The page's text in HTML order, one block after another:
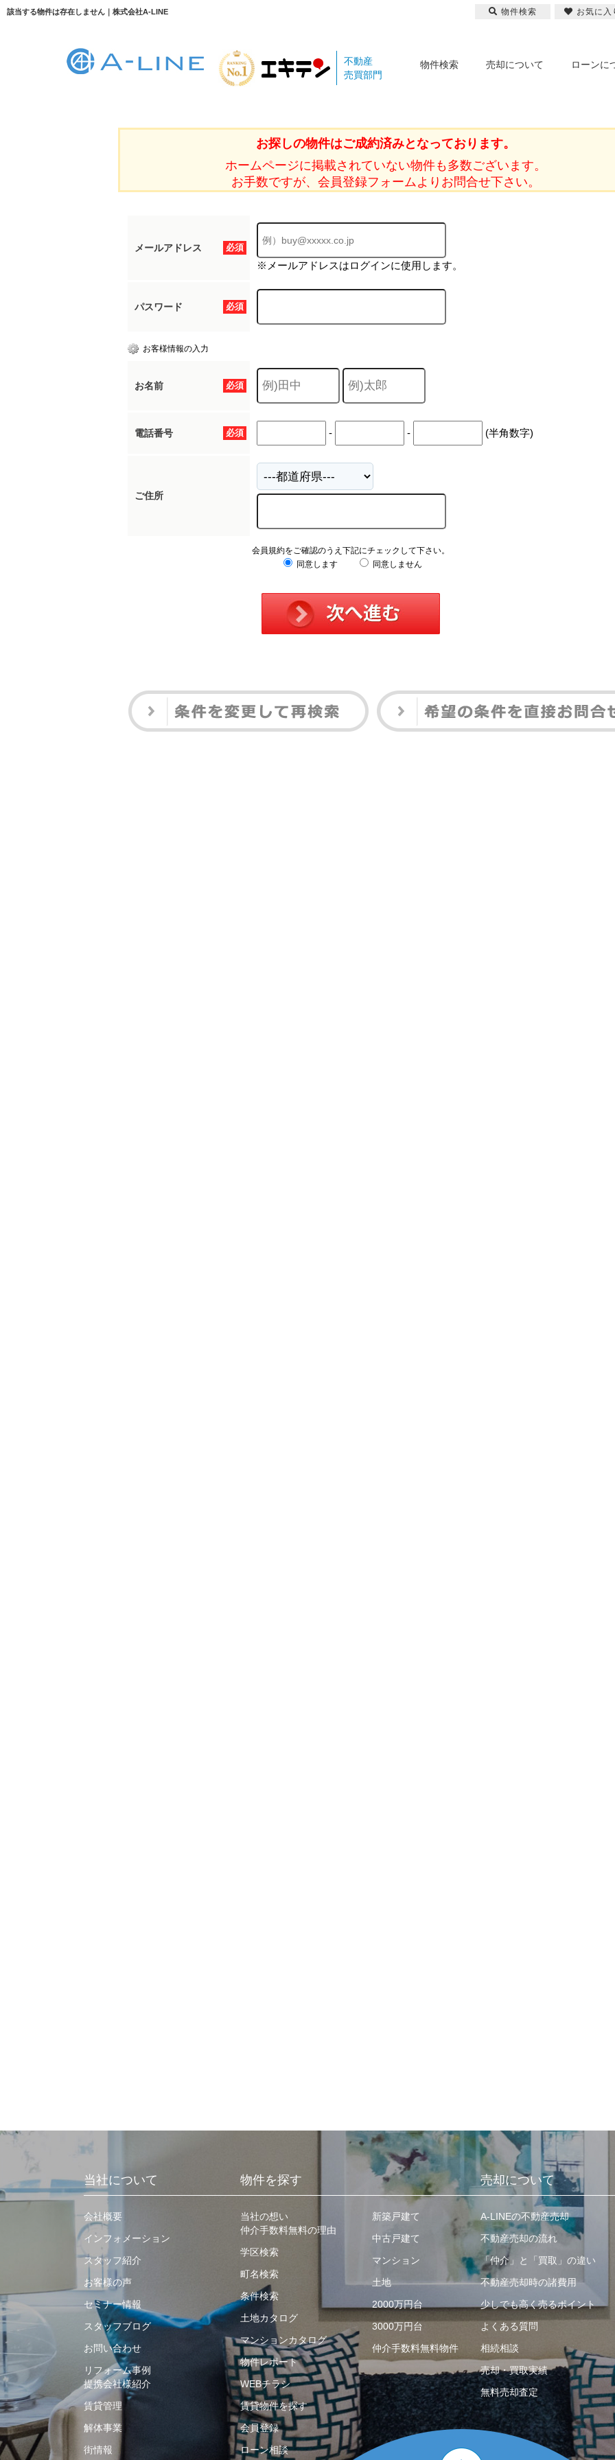
該当する物件は存在しません｜株式会社A-LINE
不動産
売買部門
物件検索 売却について ローンに
お探しの物件はご成約済みとなっております。
ホームページに掲載されていない物件も多数ございます。
お手数ですが、会員登録フォームよりお問合せ下さい。
必須
メールアドレス
※メールアドレスはログインに使用します。
必須
パスワード
お客様情報の入力
必須
お名前
必須
電話番号 - - (半角数字)
ご住所
会員規約をご確認のうえ下記にチェックして下さい。
同意します
同意しません
当社について
会社概要
インフォメーション
スタッフ紹介
お客様の声
セミナー情報
スタッフブログ
お問い合わせ
リフォーム事例
提携会社様紹介
賃貸管理
解体事業
街情報
物件を探す
当社の想い
仲介手数料無料の理由
学区検索
町名検索
条件検索
土地カタログ
マンションカタログ
物件レポート
WEBチラシ
賃貸物件を探す
会員登録
ローン相談
新築戸建て
中古戸建て
マンション
土地
2000万円台
3000万円台
仲介手数料無料物件
売却について
A-LINEの不動産売却
不動産売却の流れ
「仲介」と「買取」の違い
不動産売却時の諸費用
少しでも高く売るポイント
よくある質問
相続相談
売却・買取実績
無料売却査定
物件検索 お気に入